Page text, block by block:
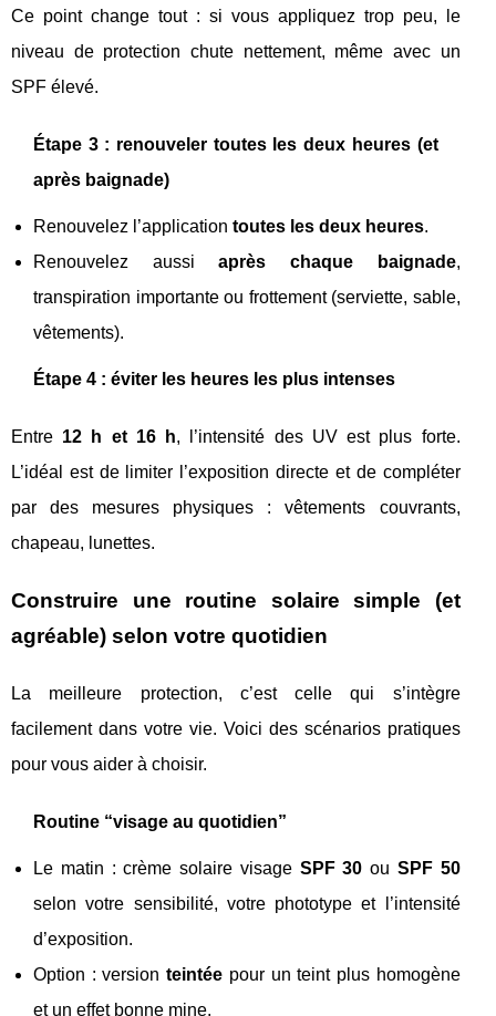
Ce point change tout : si vous appliquez trop peu, le
niveau de protection chute nettement, même avec un
SPF élevé.
Étape 3 : renouveler toutes les deux heures (et
après baignade)
Renouvelez l’application toutes les deux heures.
Renouvelez aussiaprès chaque baignade,
transpiration importante ou frottement (serviette, sable,
vêtements).
Étape 4 : éviter les heures les plus intenses
Entre 12 h et 16 h, l’intensité des UV est plus forte.
L’idéal est de limiter l’exposition directe et de compléter
par des mesures physiques : vêtements couvrants,
chapeau, lunettes.
Construire une routine solaire simple (et
agréable) selon votre quotidien
La meilleure protection, c’est celle qui s’intègre
facilement dans votre vie. Voici des scénarios pratiques
pour vous aider à choisir.
Routine “visage au quotidien”
Le matin : crème solaire visage SPF 30 ou SPF 50
selon votre sensibilité, votre phototype et l’intensité
d’exposition.
Option : versionteintée pour un teint plus homogène
et un effet bonne mine.